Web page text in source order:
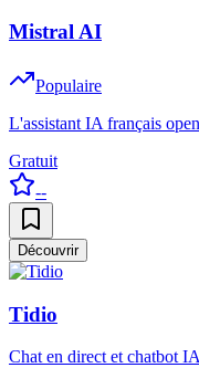
Mistral AI
Populaire
L'assistant IA français
Gratuit
--
Découvrir
Tidio
Chat en direct et chatbot